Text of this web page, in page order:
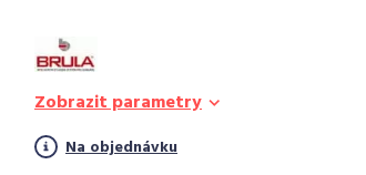
Zobrazit parametry
Na objednávku